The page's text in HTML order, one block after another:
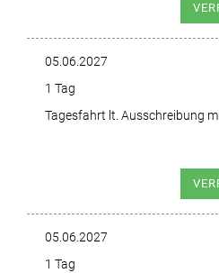
05.06.2027
1 Tag
Tagesfahrt lt. Ausschreibung
05.06.2027
1 Tag